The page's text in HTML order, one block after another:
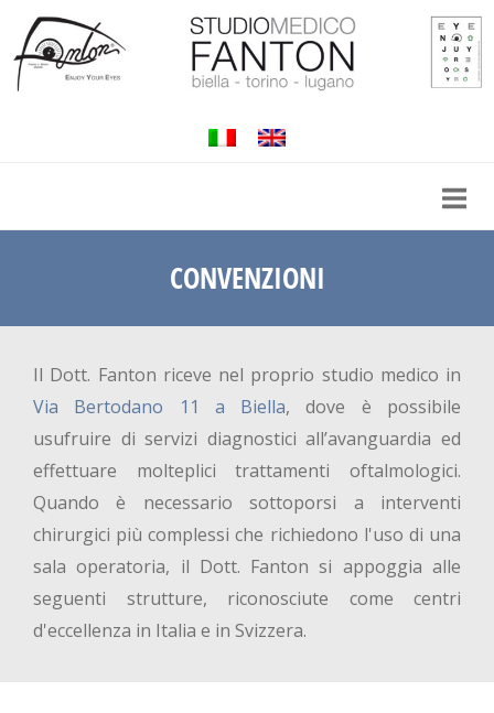
Passa
contenuto
CONVENZIONI
Il Dott. Fanton riceve nel proprio studio medico in
Via Bertodano 11 a Biella, dove è possibile
usufruire di servizi diagnostici all’avanguardia ed
effettuare molteplici trattamenti oftalmologici.
Quando è necessario sottoporsi a interventi
chirurgici più complessi che richiedono l'uso di una
sala operatoria, il Dott. Fanton si appoggia alle
seguenti strutture, riconosciute come centri
d'eccellenza in Italia e in Svizzera.